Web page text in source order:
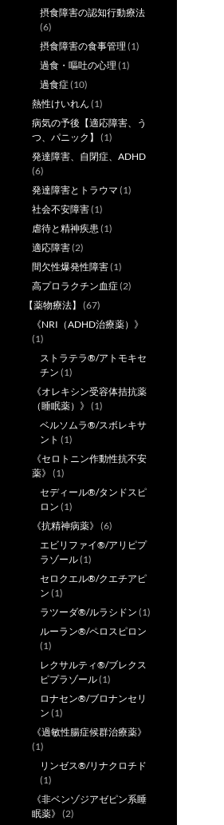
摂食障害の認知行動療法
(6)
摂食障害の食事管理 (1)
過食・嘔吐の心理 (1)
過食症(10)
熱性けいれん (1)
病気の予後【適応障害、う
つ、パニック】
(1)
発達障害、自閉症、ADHD
(6)
発達障害とトラウマ (1)
社会不安障害(1)
虐待と精神疾患 (1)
適応障害(2)
間欠性爆発性障害(1)
高プロラクチン血症(2)
【薬物療法】
(67)
《NRI（ADHD治療薬）》
(1)
ストラテラ®/アトモキセ
チン (1)
《オレキシン受容体拮抗薬
（睡眠薬）》 (1)
ベルソムラ®/スボレキサ
ント (1)
《セロトニン作動性抗不安
薬》 (1)
セディール®/タンドスピ
ロン (1)
《抗精神病薬》 (6)
エビリファイ®/アリピプ
ラゾール(1)
セロクエル®/クエチアピ
ン (1)
ラツーダ®/ルラシドン (1)
ルーラン®/ペロスピロン
(1)
レクサルティ®/ブレクス
ピプラゾール(1)
ロナセン®/ブロナンセリ
ン (1)
《過敏性腸症候群治療薬》
(1)
リンゼス®/リナクロチド
(1)
《非ベンゾジアゼピン系睡
眠薬》 (2)